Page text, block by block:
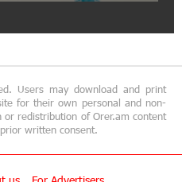
has joined the Supervisory
Users may download and print
for their own personal and non-
or redistribution of Orer.am content
written consent.